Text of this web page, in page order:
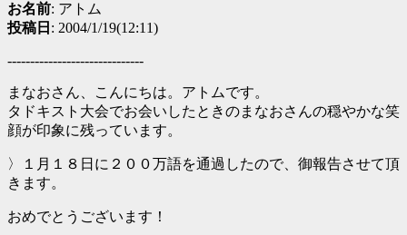
お名前: アトム
投稿日 : 2004/1/19(12:11)
------------------------------
まなおさん、こんにちは。アトムです。
タドキスト大会でお会いしたときのまなおさんの穏やかな笑
顔が印象に残っています。
〉１月１８日に２００万語を通過したので、御報告させて頂
きます。
おめでとうございます！